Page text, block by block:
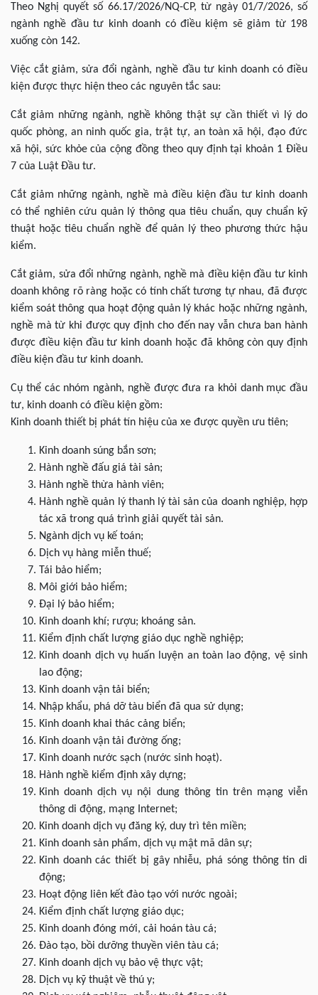
Theo Nghị quyết số 66.17/2026/NQ-CP, từ ngày 01/7/2026, số
ngành nghề đầu tư kinh doanh có điều kiệm sẽ giảm từ 198
xuống còn 142.
Việc cắt giảm, sửa đổi ngành, nghề đầu tư kinh doanh có điều
kiện được thực hiện theo các nguyên tắc sau:
Cắt giảm những ngành, nghề không thật sự cần thiết vì lý do
quốc phòng, an ninh quốc gia, trật tự, an toàn xã hội, đạo đức
xã hội, sức khỏe của cộng đồng theo quy định tại khoản 1 Điều
7 của Luật Đầu tư.
Cắt giảm những ngành, nghề mà điều kiện đầu tư kinh doanh
có thể nghiên cứu quản lý thông qua tiêu chuẩn, quy chuẩn kỹ
thuật hoặc tiêu chuẩn nghề để quản lý theo phương thức hậu
kiểm.
Cắt giảm, sửa đổi những ngành, nghề mà điều kiện đầu tư kinh
doanh không rõ ràng hoặc có tính chất tương tự nhau, đã được
kiểm soát thông qua hoạt động quản lý khác hoặc những ngành,
nghề mà từ khi được quy định cho đến nay vẫn chưa ban hành
được điều kiện đầu tư kinh doanh hoặc đã không còn quy định
điều kiện đầu tư kinh doanh.
Cụ thể các nhóm ngành, nghề được đưa ra khỏi danh mục đầu
tư, kinh doanh có điều kiện gồm:
Kinh doanh thiết bị phát tín hiệu của xe được quyền ưu tiên;
Kinh doanh súng bắn sơn;
Hành nghề đấu giá tài sản;
Hành nghề thừa hành viên;
Hành nghề quản lý thanh lý tài sản của doanh nghiệp, hợp
tác xã trong quá trình giải quyết tài sản.
Ngành dịch vụ kế toán;
Dịch vụ hàng miễn thuế;
Tái bảo hiểm;
Môi giới bảo hiểm;
Đại lý bảo hiểm;
Kinh doanh khí; rượu; khoáng sản.
Kiểm định chất lượng giáo dục nghề nghiệp;
Kinh doanh dịch vụ huấn luyện an toàn lao động, vệ sinh
lao động;
Kinh doanh vận tải biển;
Nhập khẩu, phá dỡ tàu biển đã qua sử dụng;
Kinh doanh khai thác cảng biển;
Kinh doanh vận tải đường ống;
Kinh doanh nước sạch (nước sinh hoạt).
Hành nghề kiểm định xây dựng;
Kinh doanh dịch vụ nội dung thông tin trên mạng viễn
thông di động, mạng Internet;
Kinh doanh dịch vụ đăng ký, duy trì tên miền;
Kinh doanh sản phẩm, dịch vụ mật mã dân sự;
Kinh doanh các thiết bị gây nhiễu, phá sóng thông tin di
động;
Hoạt động liên kết đào tạo với nước ngoài;
Kiểm định chất lượng giáo dục;
Kinh doanh đóng mới, cải hoán tàu cá;
Đào tạo, bồi dưỡng thuyền viên tàu cá;
Kinh doanh dịch vụ bảo vệ thực vật;
Dịch vụ kỹ thuật về thú y;